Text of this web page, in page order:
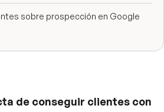
sobre prospección en Google
de conseguir clientes con